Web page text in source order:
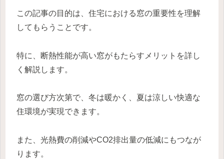
この記事の目的は、住宅における窓の重要性を理解
してもらうことです。
特に、断熱性能が高い窓がもたらすメリットを詳し
く解説します。
窓の選び方次第で、冬は暖かく、夏は涼しい快適な
住環境が実現できます。
また、光熱費の削減やCO2排出量の低減にもつなが
ります。